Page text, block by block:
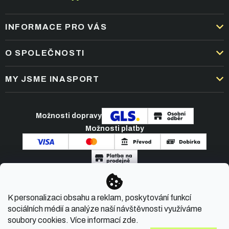
K personalizaci obsahu a reklam, poskytování funkcí
sociálních médií a analýze naší návštěvnosti využíváme
soubory cookies. Více informacízde.
INFORMACE PRO VÁS
DOPRAVA A PLATBA
OBCHODNÍ PODMÍNKY
REKLAMACE A VRÁCENÍ ZBOŽÍ
PODMÍNKY AKCÍ
O SPOLEČNOSTI
KARIÉRA
NEJČASTĚJŠÍ OTÁZKY
MY JSME INASPORT
ČLÁNKY A NOVINKY
KONTAKT
Možnosti dopravy
Možnosti platby
Copyright 2026INASPORT.CZ. Všechna práva
vyhrazena.